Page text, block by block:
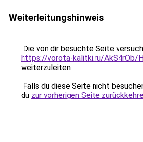
Weiterleitungshinweis
Die von dir besuchte Seite
https://vorota-kalitki.ru/AkS4rOb/
weiterzuleiten.
Falls du diese Seite nicht
du zur vorherigen Seite